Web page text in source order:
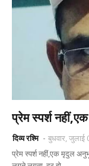
प्रेम स्पर्श
दिव्य रश्मि
बुधवार, जुलाई
प्रेम स्पर्श नहीं,एक मृदुल